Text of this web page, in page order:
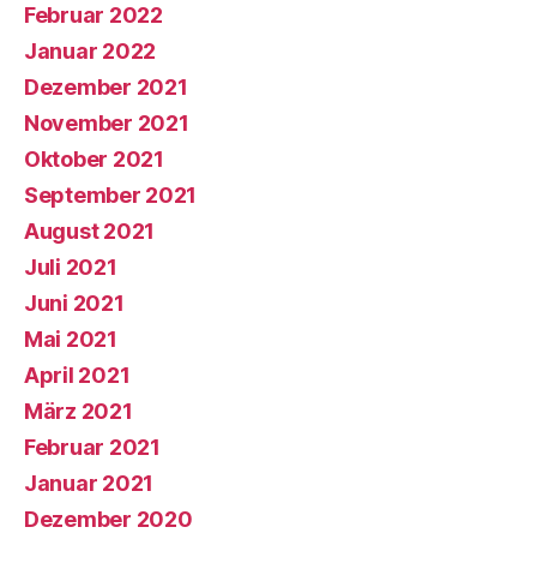
Februar 2022
Januar 2022
Dezember 2021
November 2021
Oktober 2021
September 2021
August 2021
Juli 2021
Juni 2021
Mai 2021
April 2021
März 2021
Februar 2021
Januar 2021
Dezember 2020